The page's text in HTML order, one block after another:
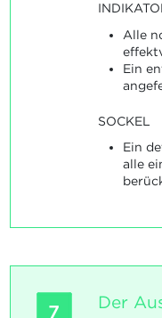
Alle
Ein
SOCKEL
Ein
alle
7
Der